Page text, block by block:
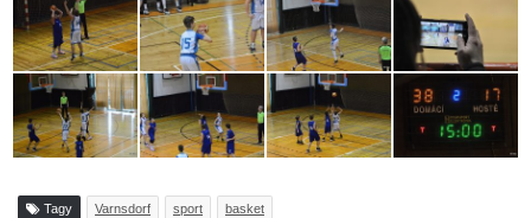
Tagy Varnsdorf sport basket